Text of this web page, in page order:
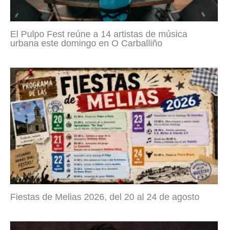
El Pulpo Fest reúne a 14 artistas de música
urbana este domingo en O Carballiño
Fiestas de Melias 2026, del 20 al 24 de agosto